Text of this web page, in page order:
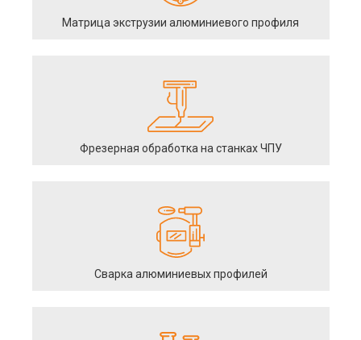
Матрица экструзии алюминиевого профиля
Фрезерная обработка на станках ЧПУ
Сварка алюминиевых профилей